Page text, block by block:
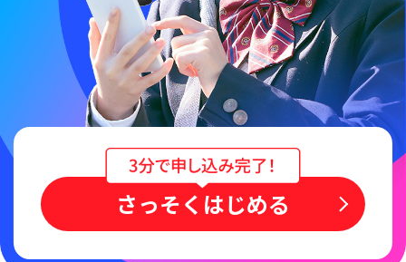
さっそくはじめる